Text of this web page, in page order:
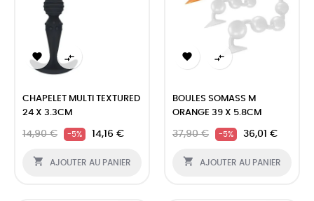
 
CHAPELET MULTI TEXTURED
24 X 3.3CM
14,90 € -5% 14,16 €
 AJOUTER AU PANIER
 
BOULES SOMASS M
ORANGE 39 X 5.8CM
37,90 € -5% 36,01 €
 AJOUTER AU PANIER